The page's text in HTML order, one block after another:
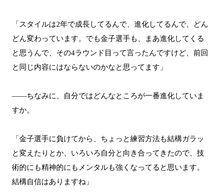
「スタイルは2年で成長してるんで、進化してるんで、どん
どん変わっています。でも金子選手も、まあ進化してくる
と思うんで、その4ラウンド目って言ったんですけど、前回
と同じ内容にはならないのかなと思ってます」
――ちなみに、自分ではどんなところが一番進化していま
すか。
「金子選手に負けてから、ちょっと練習方法も結構ガラッ
と変えたりとか、いろいろ自分と向き合ってきたので、技
術的にも精神的にもメンタルも強くなってると思います。
結構自信はありますね」